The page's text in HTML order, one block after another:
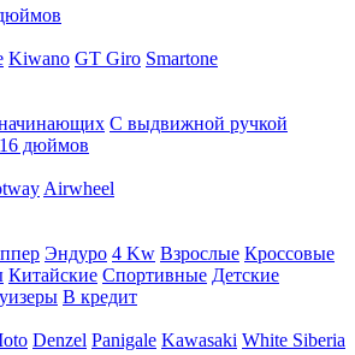
Kiwano GT Giro Smartone
С выдвижной ручкой
16 дюймов
Airwheel
Эндуро 4 Kw Взрослые Кроссовые
Китайские Спортивные Детские
В кредит
Denzel Panigale Kawasaki White Siberia